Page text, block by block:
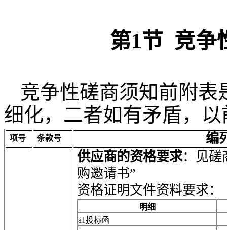
第1节 竞争
竞争性磋商须知前附
细化，二者如有矛盾，
项号 条款号
编
供应商的资格要求：见磋
购邀请书”
资格证明文件资料要求：
明细
a1投标函